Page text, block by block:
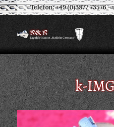
Telefon: +49 (0)3877 73576-
k-